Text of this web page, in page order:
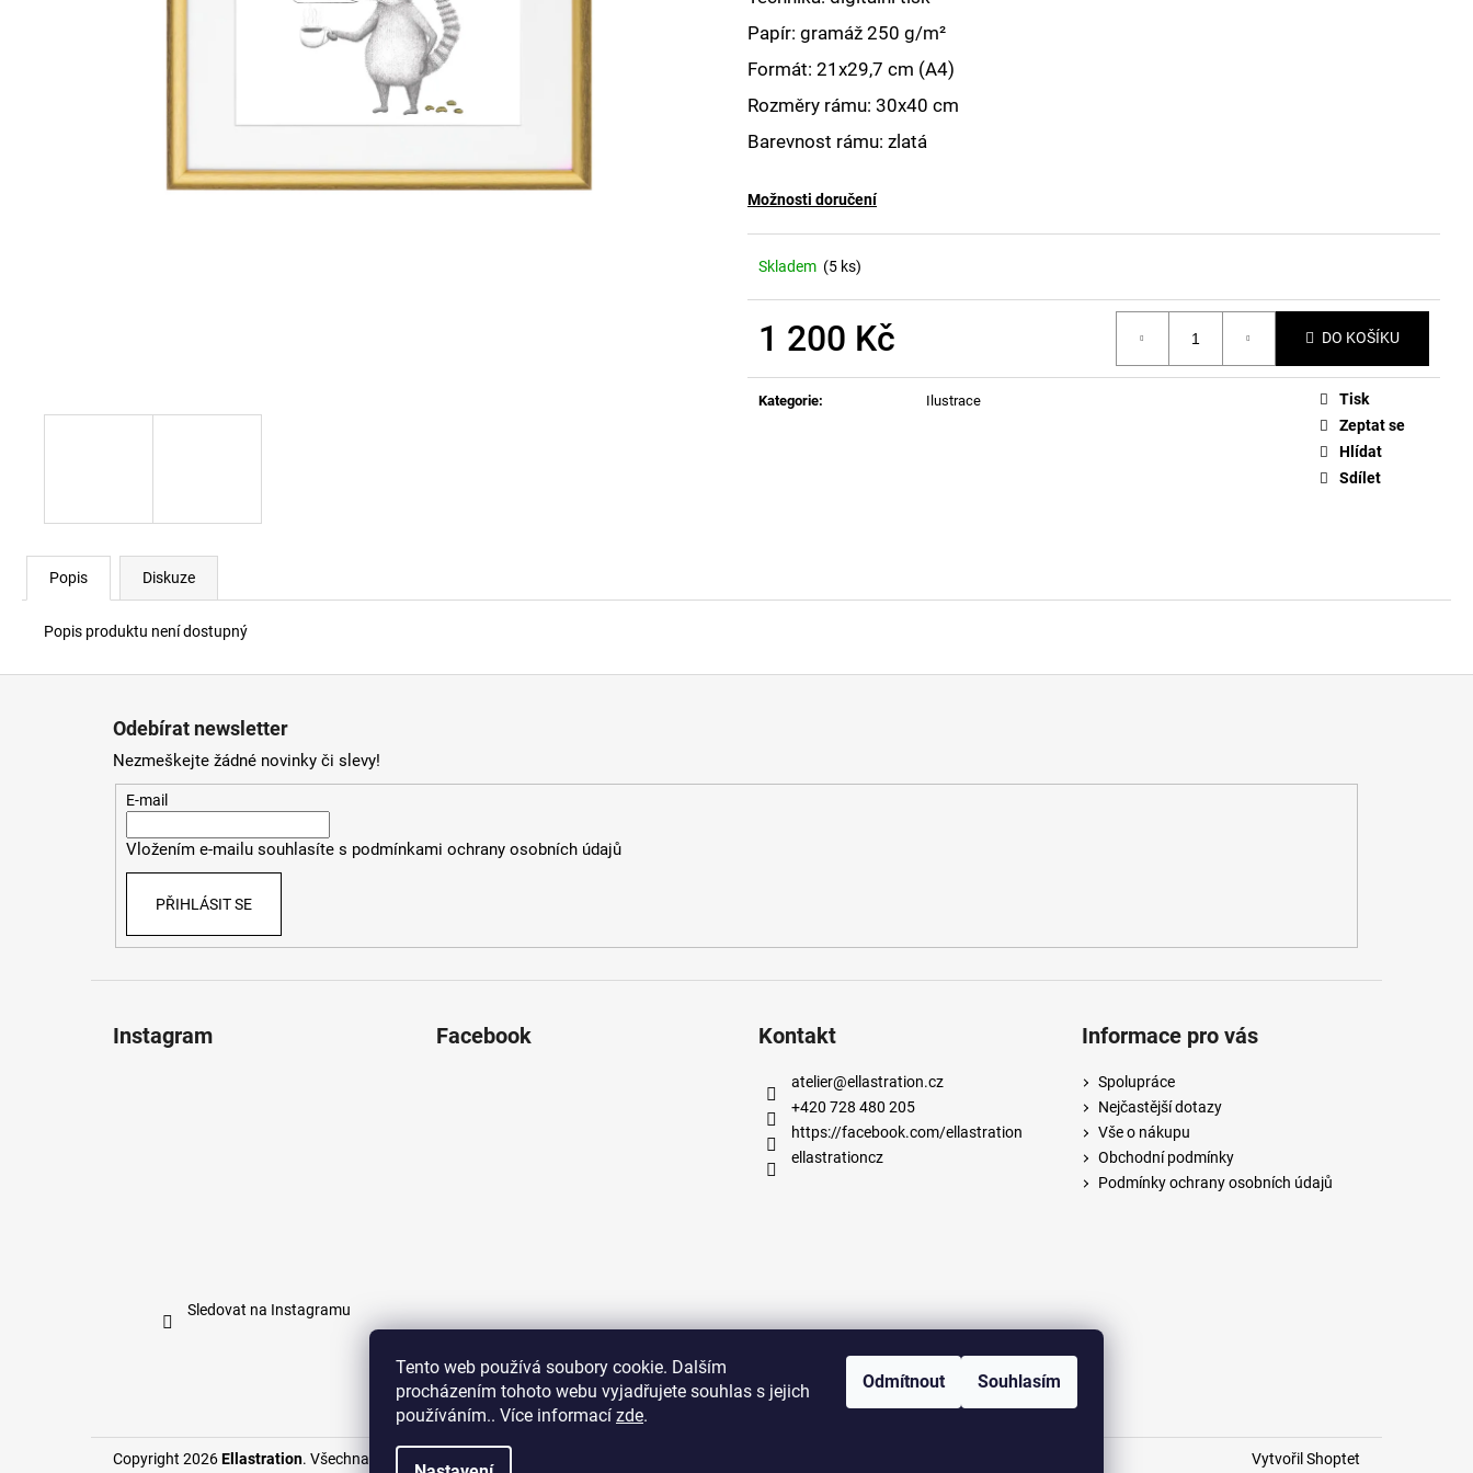
Tento web používá soubory cookie. Dalším
procházením tohoto webu vyjadřujete souhlas s jejich
používáním.. Více informací zde.
Odmítnout Souhlasím
Papír: gramáž 250 g/m²
Formát: 21x29,7 cm (A4)
Rozměry rámu: 30x40 cm
Barevnost rámu: zlatá
Možnosti doručení
Skladem (5 ks)
1 200 Kč DO KOŠÍKU
Kategorie: Ilustrace
Tisk
Zeptat se
Hlídat
Sdílet
Popis Diskuze
Popis produktu není dostupný
Odebírat newsletter
Nezmeškejte žádné novinky či slevy!
E-mail
Vložením e-mailu souhlasíte s podmínkami ochrany osobních údajů
PŘIHLÁSIT SE
Instagram
Sledovat na Instagramu
Facebook Kontakt
atelier@ellastration.cz
+420 728 480 205
https://facebook.com/ellastration
ellastrationcz
Informace pro vás
Spolupráce
Nejčastější dotazy
Vše o nákupu
Obchodní podmínky
Podmínky ochrany osobních údajů
facebook.com/ellastration instagram.com/ellastrationcz
Vytvořil Shoptet
Copyright 2026Ellastration. Všechna práva vyhrazena.